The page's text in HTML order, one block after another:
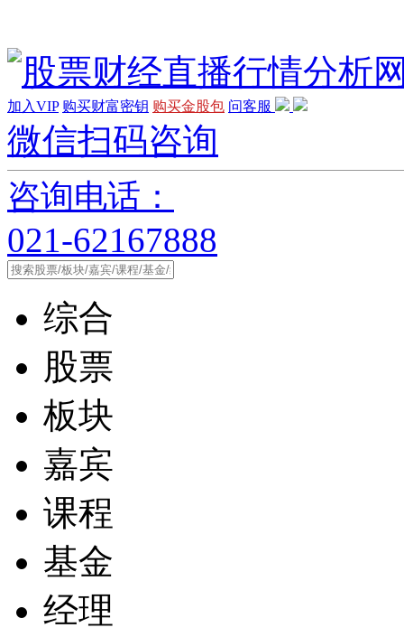
加入VIP 购买财富密钥 购买金股包 问客服
微信扫码咨询
咨询电话：
021-62167888
综合
股票
板块
嘉宾
课程
基金
经理